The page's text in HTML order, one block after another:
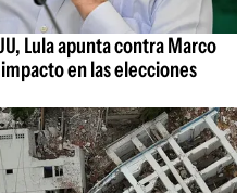
Lula apunta contra Marco
en las elecciones